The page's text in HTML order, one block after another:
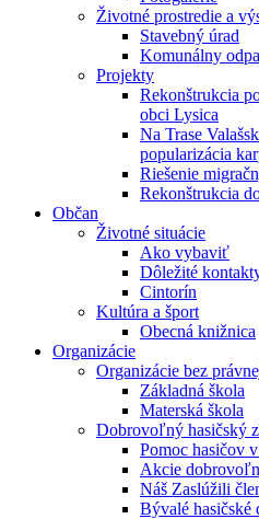
Životné prostredie a
Stavebný úrad
Komunálny
Projekty
Rekonštrukcia
obci Lysica
Na Trase
popularizácia
Riešenie
Rekonštrukcia
Občan
Životné situácie
Ako vybaviť
Dôležité
Cintorín
Kultúra a šport
Obecná knižnica
Organizácie
Organizácie bez
Základná škola
Materská škola
Dobrovoľný hasičský
Pomoc hasičov
Akcie
Náš Zaslúžili
Bývalé hasičské